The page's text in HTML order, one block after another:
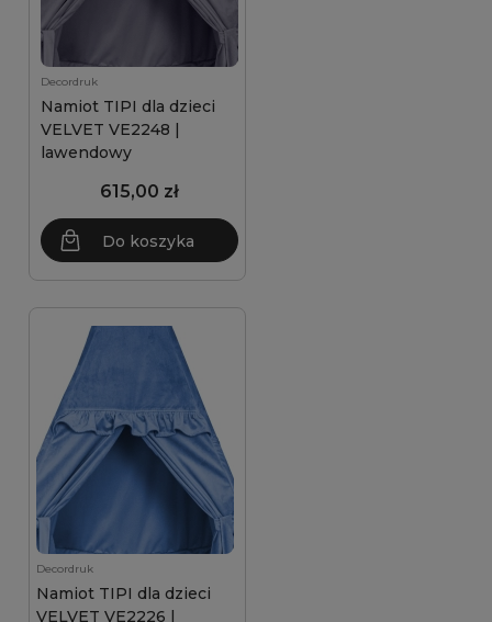
Decordruk
Namiot TIPI dla dzieci
VELVET VE2248 |
lawendowy
615,00 zł
Do koszyka
Decordruk
Namiot TIPI dla dzieci
VELVET VE2226 |